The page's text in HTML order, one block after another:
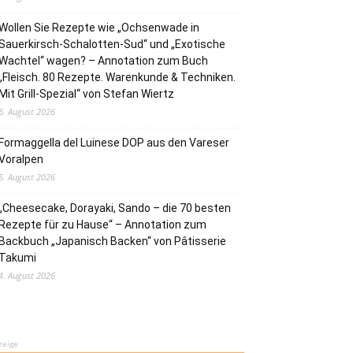
Sie Rezepte wie „Ochsenwade in
Schalotten-Sud“ und „Exotische
wagen? – Annotation zum Buch
80 Rezepte. Warenkunde & Techniken.
Grill-Spezial“ von Stefan Wiertz
August 2026
del Luinese DOP aus den Vareser
August 2026
Dorayaki, Sando – die 70 besten
für zu Hause“ – Annotation zum
„Japanisch Backen“ von Pâtisserie
August 2026